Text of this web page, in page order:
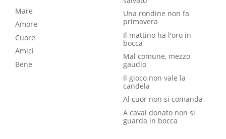
Mare
Amore
Cuore
Amici
Bene
Una rondine non fa
primavera
Il mattino ha l'oro in
bocca
Mal comune, mezzo
gaudio
Il gioco non vale la
candela
Al cuor non si comanda
A caval donato non si
guarda in bocca